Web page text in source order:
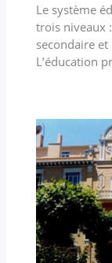
Le système
trois niveaux
secondaire et
L’éducation